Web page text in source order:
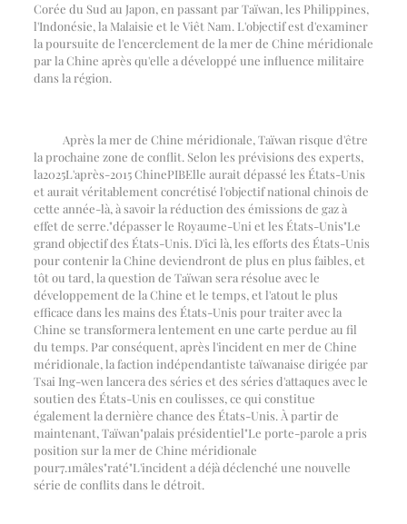
Corée du Sud au Japon, en passant par Taïwan, les Philippines,
l'Indonésie, la Malaisie et le Viêt Nam. L'objectif est d'examiner
la poursuite de l'encerclement de la mer de Chine méridionale
par la Chine après qu'elle a développé une influence militaire
dans la région.
Après la mer de Chine méridionale, Taïwan risque d'être
la prochaine zone de conflit. Selon les prévisions des experts,
la2025L'après-2015 ChinePIBElle aurait dépassé les États-Unis
et aurait véritablement concrétisé l'objectif national chinois de
cette année-là, à savoir la réduction des émissions de gaz à
effet de serre."dépasser le Royaume-Uni et les États-Unis"Le
grand objectif des États-Unis. D'ici là, les efforts des États-Unis
pour contenir la Chine deviendront de plus en plus faibles, et
tôt ou tard, la question de Taïwan sera résolue avec le
développement de la Chine et le temps, et l'atout le plus
efficace dans les mains des États-Unis pour traiter avec la
Chine se transformera lentement en une carte perdue au fil
du temps. Par conséquent, après l'incident en mer de Chine
méridionale, la faction indépendantiste taïwanaise dirigée par
Tsai Ing-wen lancera des séries et des séries d'attaques avec le
soutien des États-Unis en coulisses, ce qui constitue
également la dernière chance des États-Unis. À partir de
maintenant, Taïwan"palais présidentiel"Le porte-parole a pris
position sur la mer de Chine méridionale
pour7.1mâles"raté"L'incident a déjà déclenché une nouvelle
série de conflits dans le détroit.